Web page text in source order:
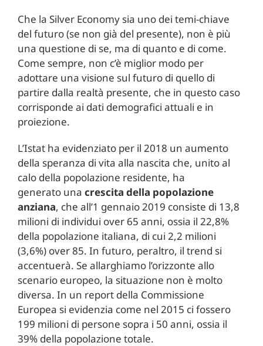
Che la Silver Economy sia uno dei temi-chiave
del futuro (se non già del presente), non è più
una questione di se, ma di quanto e di come.
Come sempre, non c’è miglior modo per
adottare una visione sul futuro di quello di
partire dalla realtà presente, che in questo caso
corrisponde ai dati demografici attuali e in
proiezione.
L’Istat ha evidenziato per il 2018 un aumento
della speranza di vita alla nascita che, unito al
calo della popolazione residente, ha
generato una crescita della popolazione
anziana, che all’1 gennaio 2019 consiste di 13,8
milioni di individui over 65 anni, ossia il 22,8%
della popolazione italiana, di cui 2,2 milioni
(3,6%) over 85. In futuro, peraltro, il trend si
accentuerà. Se allarghiamo l’orizzonte allo
scenario europeo, la situazione non è molto
diversa. In un report della Commissione
Europea si evidenzia come nel 2015 ci fossero
199 milioni di persone sopra i 50 anni, ossia il
39% della popolazione totale.